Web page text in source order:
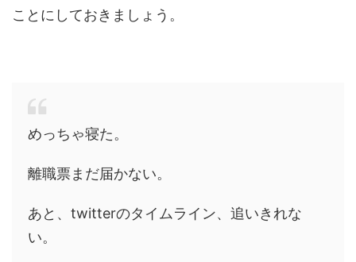
ことにしておきましょう。
めっちゃ寝た。
離職票まだ届かない。
あと、twitterのタイムライン、追いきれな
い。